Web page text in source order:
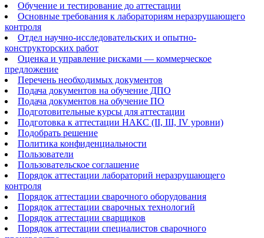
Обучение и тестирование до аттестации
Основные требования к лабораториям неразрушающего
контроля
Отдел научно-исследовательских и опытно-
конструкторских работ
Оценка и управление рисками — коммерческое
предложение
Перечень необходимых документов
Подача документов на обучение ДПО
Подача документов на обучение ПО
Подготовительные курсы для аттестации
Подготовка к аттестации НАКС (II, III, IV уровни)
Подобрать решение
Политика конфиденциальности
Пользователи
Пользовательское соглашение
Порядок аттестации лабораторий неразрушающего
контроля
Порядок аттестации сварочного оборудования
Порядок аттестации сварочных технологий
Порядок аттестации сварщиков
Порядок аттестации специалистов сварочного